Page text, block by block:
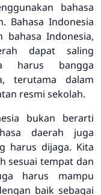
bahasa
Bahasa Indonesia
bahasa Indonesia,
dapat saling
harus bangga
terutama dalam
resmi sekolah.
bukan berarti
daerah juga
harus dijaga. Kita
sesuai tempat dan
harus mampu
baik sebagai